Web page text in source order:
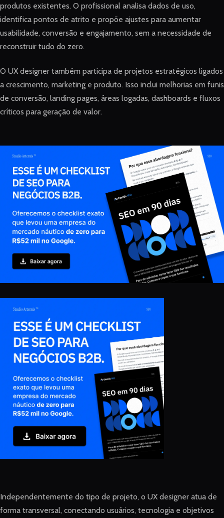
produtos existentes. O profissional analisa dados de uso,
identifica pontos de atrito e propõe ajustes para aumentar
usabilidade, conversão e engajamento, sem a necessidade de
reconstruir tudo do zero.
O UX designer também participa de projetos estratégicos ligados
a crescimento, marketing e produto. Isso inclui melhorias em funis
de conversão, landing pages, áreas logadas, dashboards e fluxos
críticos para geração de valor.
Independentemente do tipo de projeto, o UX designer atua de
forma transversal, conectando usuários, tecnologia e objetivos